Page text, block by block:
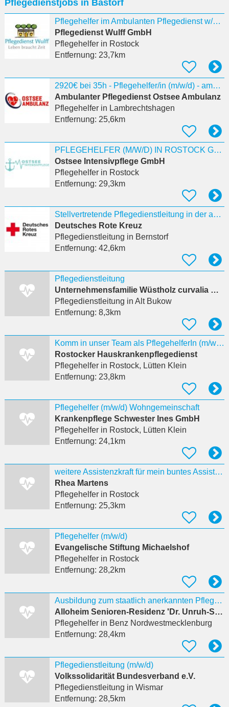
eingeben
Pflegedienstjobs in Bastorf
Pflegehelfer im Ambulanten Pflegedienst w/d/m
Pflegedienst Wulff GmbH
Pflegehelferin Rostock
Entfernung: 23,7km
2920€ bei 35h - Pflegehelfer/in (m/w/d) - ambulanter Pflegedienst Rostock
Ambulanter Pflegedienst Ostsee Ambulanz
Pflegehelferin Lambrechtshagen
Entfernung: 25,6km
PFLEGEHELFER (M/W/D) IN ROSTOCK GESUCHT
Ostsee Intensivpflege GmbH
Pflegehelferin Rostock
Entfernung: 29,3km
Stellvertretende Pflegedienstleitung in der ambulanten Pflege (m/w/d) für den Standort Gadebusch
Deutsches Rote Kreuz
Pflegedienstleitung in Bernstorf
Entfernung: 42,6km
Pflegedienstleitung
Unternehmensfamilie Wüstholz curvalia GmbH
Pflegedienstleitung in Alt Bukow
Entfernung: 8,3km
Komm in unser Team als PflegehelferIn (m/w/d)
Rostocker Hauskrankenpflegedienst
Pflegehelferin Rostock, Lütten Klein
Entfernung: 23,8km
Pflegehelfer (m/w/d) Wohngemeinschaft
Krankenpflege Schwester Ines GmbH
Pflegehelferin Rostock, Lütten Klein
Entfernung: 24,1km
weitere Assistenzkraft für mein buntes Assistenzteam gesucht
Rhea Martens
Pflegehelferin Rostock
Entfernung: 25,3km
Pflegehelfer (m/w/d)
Evangelische Stiftung Michaelshof
Pflegehelferin Rostock
Entfernung: 28,2km
Ausbildung zum staatlich anerkannten Pflegeassistenten (m/w/d)
Alloheim Senioren-Residenz 'Dr. Unruh-Straße'
Pflegehelferin Benz Nordwestmecklenburg
Entfernung: 28,4km
Pflegedienstleitung (m/w/d)
Volkssolidarität Bundesverband e.V.
Pflegedienstleitung in Wismar
Entfernung: 28,5km